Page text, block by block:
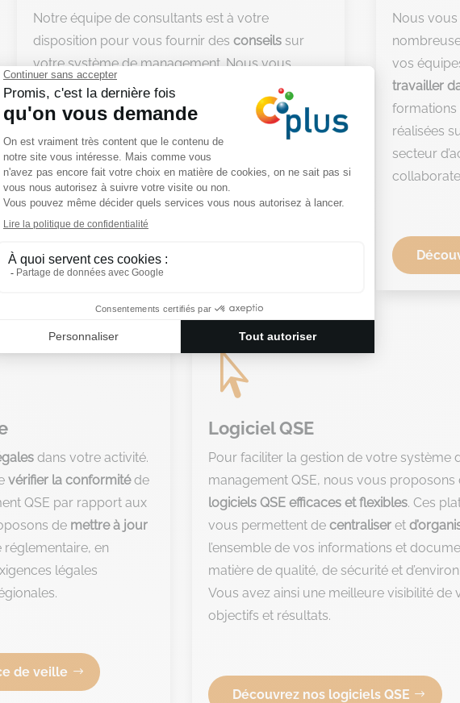
Notre équipe de consultants est à votre
disposition pour vous fournir desconseils sur
votre système de management. Nous vous
aidons à mettre en place un système de
management QSE efficace et durable. Nous vous
, adapté aux
besoins spécifiques de votre entreprise.
Découvrez notre service de
consultance
Nous
vos
travailler
formations
réalisées
secteur
dans votre activité.
vérifier la conformitéde
QSE par rapport aux
de mettre à jour
en
légales
de veille

Logiciel QSE
Pour faciliter la gestion de votre système
management QSE, nous vous proposons
logiciels QSE efficaces et flexibles. Ces
vous permettent de centraliseret
l’ensemble de vos informations et
matière de qualité, de sécurité et
Vous avez ainsi une meilleure visibilité de
objectifs et résultats.
Découvrez nos logiciels QSE